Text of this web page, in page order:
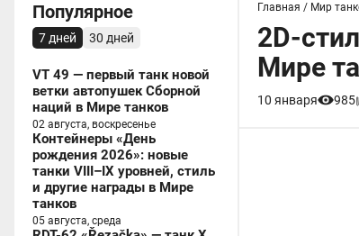
Популярное
7 дней 30 дней
VT 49 — первый танк новой
ветки автопушек Сборной
наций в Мире танков
02 августа, воскресенье
Контейнеры «День
рождения 2026»: новые
танки VIII–IX уровней, стиль
и другие награды в Мире
танков
05 августа, среда
Главная / Мир
2D-
Мире
10 января 985